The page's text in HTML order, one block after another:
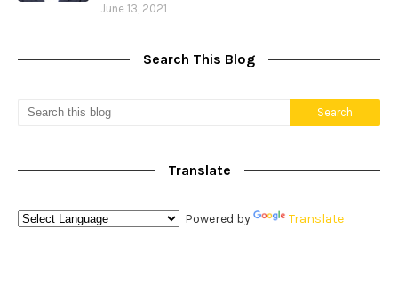
June 13, 2021
Search This Blog
Translate
Powered by Translate